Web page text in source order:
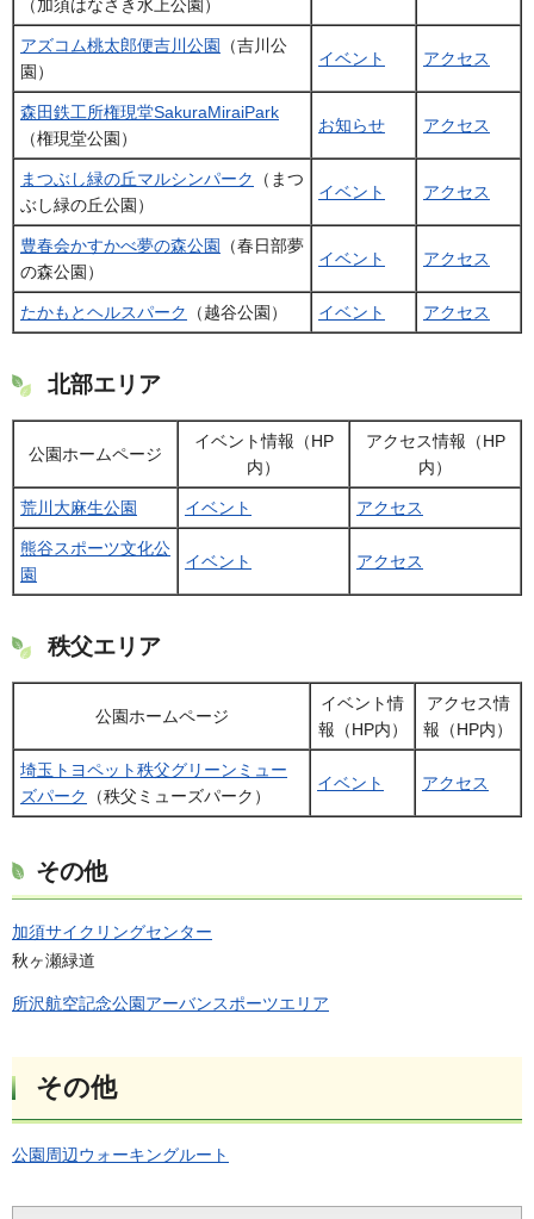
（加須はなさき水上公園）
アズコム桃太郎便吉川公園
（吉川公
園）
イベント アクセス
森田鉄工所権現堂SakuraMiraiPark
（権現堂公園）
お知らせ アクセス
まつぶし緑の丘マルシンパーク
（まつ
ぶし緑の丘公園）
イベント アクセス
豊春会かすかべ夢の森公園
（春日部夢
の森公園）
イベント アクセス
たかもとヘルスパーク （越谷公園） イベント アクセス
北部エリア
公園ホームページ
イベント情報（HP
内）
アクセス情報（HP
内）
荒川大麻生公園 イベント アクセス
熊谷スポーツ文化公
園
イベント アクセス
秩父エリア
公園ホームページ
イベント情
報（HP内）
アクセス情
報（HP内）
埼玉トヨペット秩父グリーンミュー
ズパーク
（秩父ミューズパーク）
イベント アクセス
その他
加須サイクリングセンター
秋ヶ瀬緑道
所沢航空記念公園アーバンスポーツエリア
その他
公園周辺ウォーキングルート